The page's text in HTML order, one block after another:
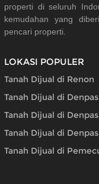
properti di seluruh
kemudahan yang
pencari properti.
LOKASI POPULER
Tanah Dijual di Renon
Tanah Dijual di
Tanah Dijual di
Tanah Dijual di
Tanah Dijual di